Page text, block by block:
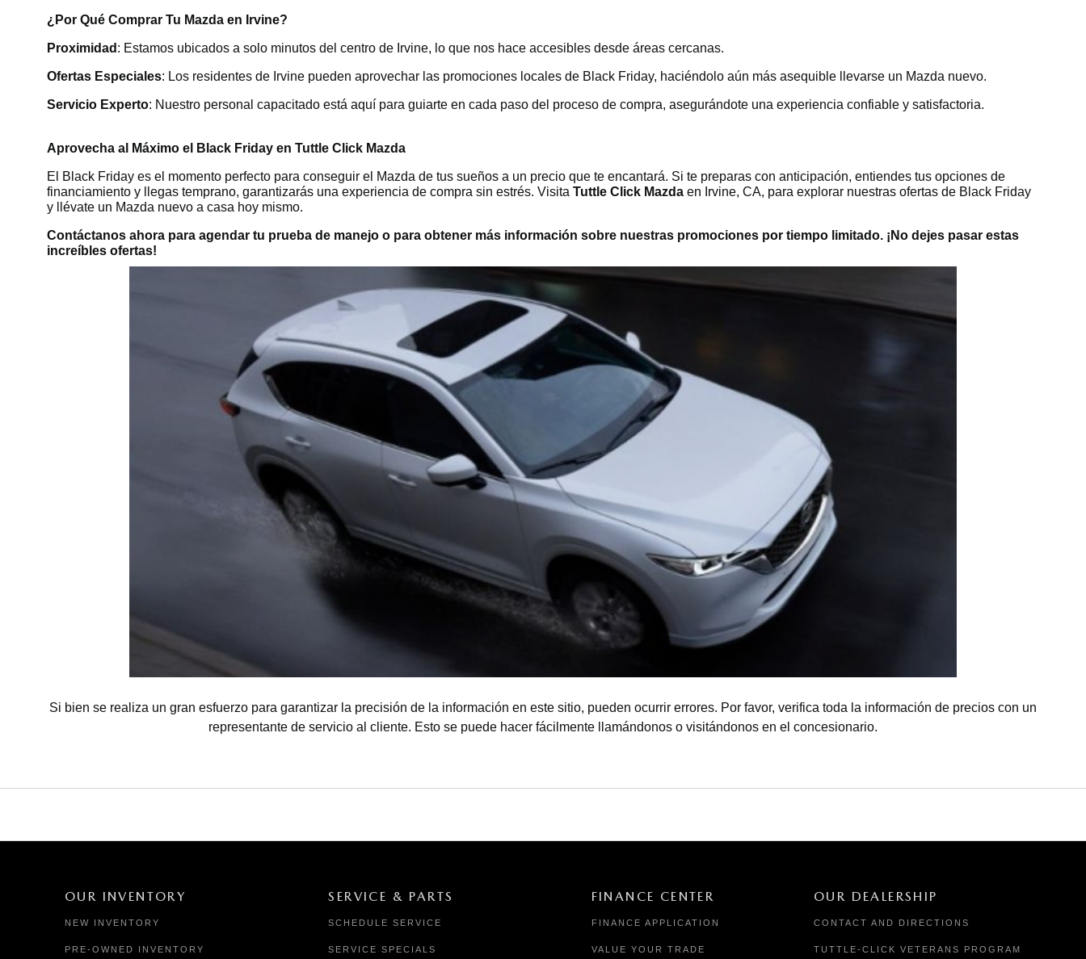
¿Por Qué Comprar Tu Mazda en Irvine?
Proximidad : Estamos ubicados a solo minutos del centro de Irvine, lo que nos hace accesibles desde áreas cercanas.
Ofertas Especiales: Los residentes de Irvine pueden aprovechar las promociones locales de Black Friday, haciéndolo aún más asequible llevarse un Mazda nuevo.
Servicio Experto: Nuestro personal capacitado está aquí para guiarte en cada paso del proceso de compra, asegurándote una experiencia confiable y satisfactoria.
Aprovecha al Máximo el Black Friday en Tuttle Click Mazda
El Black Friday es el momento perfecto para conseguir el Mazda de tus sueños a un precio que te encantará. Si te preparas con anticipación, entiendes tus opciones de
financiamiento y llegas temprano, garantizarás una experiencia de compra sin estrés. Visita Tuttle Click Mazda en Irvine, CA, para explorar nuestras ofertas de Black Friday
y llévate un Mazda nuevo a casa hoy mismo.
Contáctanos ahora para agendar tu prueba de manejo o para obtener más información sobre nuestras promociones por tiempo limitado. ¡No dejes pasar estas
increíbles ofertas!
Si bien se realiza un gran esfuerzo para garantizar la precisión de la información en este sitio, pueden ocurrir errores. Por favor, verifica toda la información de precios con un
representante de servicio al cliente. Esto se puede hacer fácilmente llamándonos o visitándonos en el concesionario.
OUR INVENTORY
NEW INVENTORY
PRE-OWNED INVENTORY
SERVICE & PARTS
SCHEDULE SERVICE
SERVICE SPECIALS
FINANCE CENTER
FINANCE APPLICATION
VALUE YOUR TRADE
OUR DEALERSHIP
CONTACT AND DIRECTIONS
TUTTLE-CLICK VETERANS PROGRAM